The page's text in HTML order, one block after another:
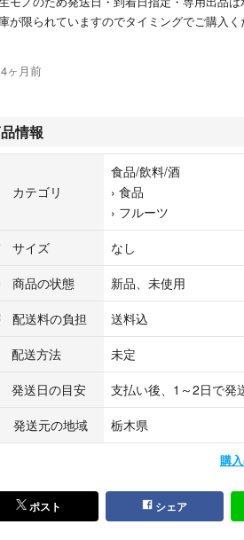
が限られていますのでタイミングでご購入く
数や外装シールなど仕入れより変わる場合が
載写真はあくまでも一部の例です。実物と異
送中の振動による割れてしまう場合がありま
送中の気温などが原因で商品に傷みや追熟な
すので、スイカの中身までは切らないとわから
の返品、返金などはしませんのでご了承の程
申し上げます。何卒ご理解いただける場合のみ
承の程ご購入よろしくお願い申し上げます。
け取りの時間帯、日付指定はできかねますが
登録された住所通り発送なのでご購入する
屋番号の入れ忘れ等が頻発しております。発
度ご確認してから購入するようにしてくださ
に関しては遠方の方、または都合での受け取
4ヶ月前
情報
カテゴリ
食品/飲料/酒
› 食品
› フルーツ
サイズ
なし
商品の状態
新品、未使用
配送料の負担
送料込
配送方法
未定
発送日の目安
支払い後、1～2日で発
発送元の地域
栃木県
購
ポスト シェア